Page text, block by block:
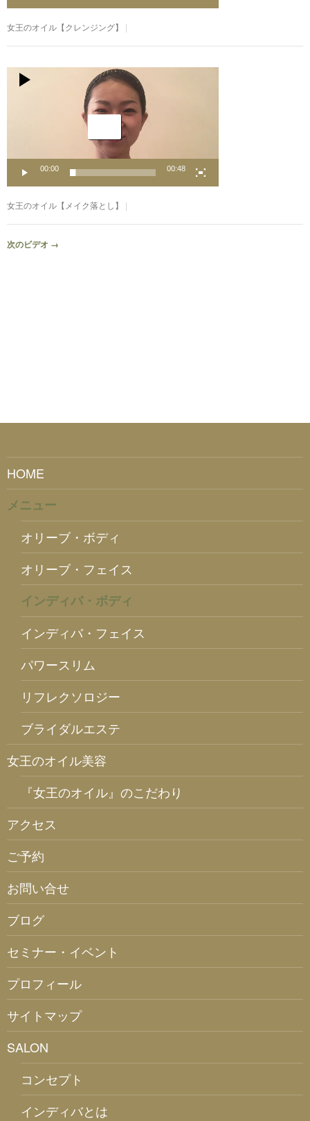
女王のオイル【クレンジング】
00:00 00:48
女王のオイル【メイク落とし】
次のビデオ →
HOME
メニュー
オリーブ・ボディ
オリーブ・フェイス
インディバ・ボディ
インディバ・フェイス
パワースリム
リフレクソロジー
ブライダルエステ
女王のオイル美容
『女王のオイル』のこだわり
アクセス
ご予約
お問い合せ
ブログ
セミナー・イベント
プロフィール
サイトマップ
SALON
コンセプト
インディバとは